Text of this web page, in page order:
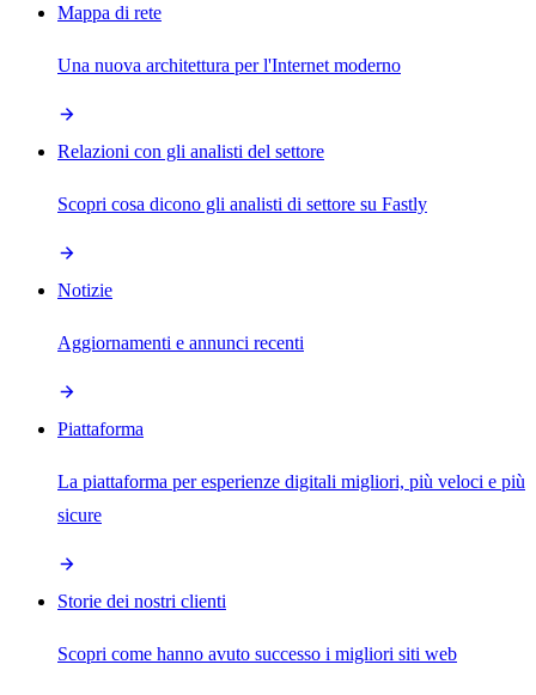
Mappa di rete
Una nuova architettura per l'Internet moderno
Relazioni con gli analisti del settore
Scopri cosa dicono gli analisti di settore su Fastly
Notizie
Aggiornamenti e annunci recenti
Piattaforma
La piattaforma per esperienze digitali migliori, più veloci e più
sicure
Storie dei nostri clienti
Scopri come hanno avuto successo i migliori siti web